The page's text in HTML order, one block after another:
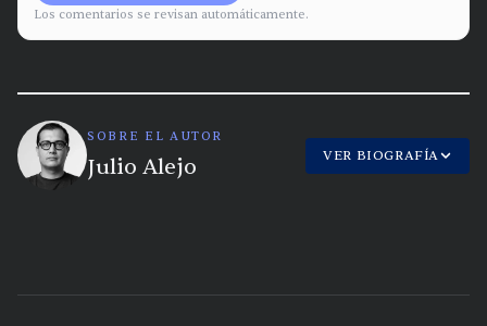
Los comentarios se revisan automáticamente.
SOBRE EL AUTOR
Julio Alejo VER BIOGRAFÍA